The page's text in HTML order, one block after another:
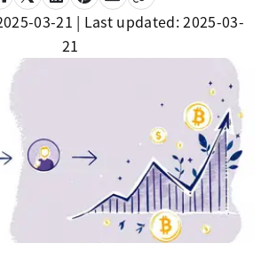
03-21 | Last updated:2025-03-
21